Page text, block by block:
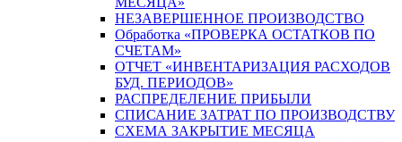
НЕЗАВЕРШЕННОЕ ПРОИЗВОДСТВО
Обработка «ПРОВЕРКА ОСТАТКОВ ПО
СЧЕТАМ»
ОТЧЕТ «ИНВЕНТАРИЗАЦИЯ РАСХОДОВ
БУД. ПЕРИОДОВ»
РАСПРЕДЕЛЕНИЕ ПРИБЫЛИ
СПИСАНИЕ ЗАТРАТ ПО ПРОИЗВОДСТВУ
СХЕМА ЗАКРЫТИЕ МЕСЯЦА